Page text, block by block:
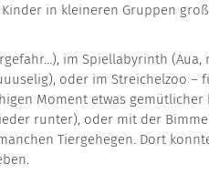
in kleineren Gruppen
im Spiellabyrinth (Aua,
oder im Streichelzoo –
Moment etwas
runter), oder mit der
Tiergehegen. Dort